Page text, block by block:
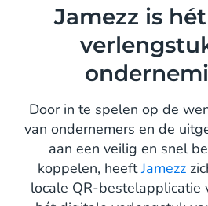
Jamezz is
Door in te spelen op de
van ondernemers en de
aan een veilig en snel
koppelen, heeftJamezz
locale QR-bestelapplicatie